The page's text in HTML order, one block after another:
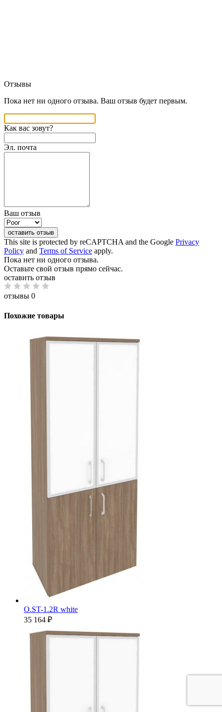
Отзывы
Пока нет ни одного отзыва. Ваш отзыв будет первым.
Как вас зовут?
Эл. почта
Ваш отзыв
оставить отзыв
This site is protected by reCAPTCHA and the Google Privacy
Policy and Terms of Service apply.
Пока нет ни одного отзыва.
Оставьте свой отзыв прямо сейчас.
оставить отзыв
отзывы 0
Похожие товары
O.ST-1.2R white
35 164 ₽